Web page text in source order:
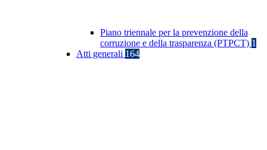
Piano triennale per la prevenzione della
corruzione e della trasparenza (PTPCT) 1
Atti generali 164